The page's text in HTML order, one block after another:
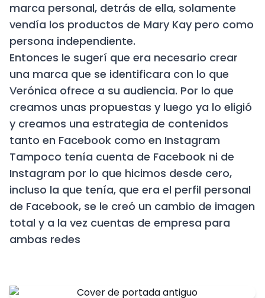
marca personal, detrás de ella, solamente
vendía los productos de Mary Kay pero como
persona independiente.
Entonces le sugerí que era necesario crear
una marca que se identificara con lo que
Verónica ofrece a su audiencia. Por lo que
creamos unas propuestas y luego ya lo eligió
y creamos una estrategia de contenidos
tanto en Facebook como en Instagram
Tampoco tenía cuenta de Facebook ni de
Instagram por lo que hicimos desde cero,
incluso la que tenía, que era el perfil personal
de Facebook, se le creó un cambio de imagen
total y a la vez cuentas de empresa para
ambas redes